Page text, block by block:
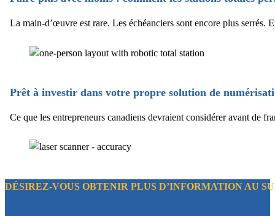
La main-d’œuvre est rare. Les échéanciers sont encore plus
Prêt à investir dans votre propre solution de
Ce que les entrepreneurs canadiens devraient considérer avant de
DÉSIREZ-VOUS OBTENIR PLUS D’INFORMATION AU